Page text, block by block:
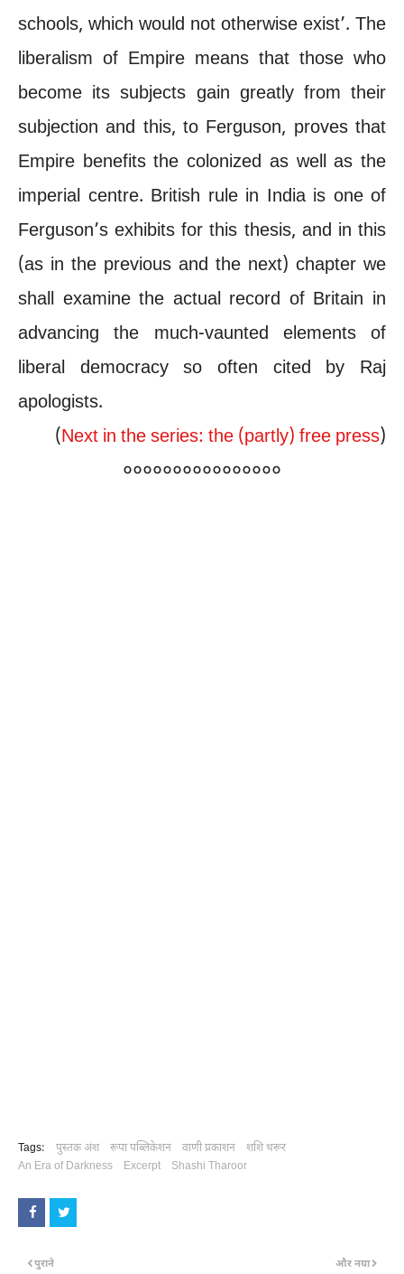
schools, which would not otherwise exist’. The
liberalism of Empire means that those who
become its subjects gain greatly from their
subjection and this, to Ferguson, proves that
Empire benefits the colonized as well as the
imperial centre. British rule in India is one of
Ferguson’s exhibits for this thesis, and in this
(as in the previous and the next) chapter we
shall examine the actual record of Britain in
advancing the much-vaunted elements of
liberal democracy so often cited by Raj
apologists.
(Next in the series: the (partly) free press)
००००००००००००००००
Tags: पुस्तक अंश रूपा पब्लिकेशन वाणी प्रकाशन
शशि थरूर
An Era of Darkness
Excerpt Shashi Tharoor
और नया
पुराने